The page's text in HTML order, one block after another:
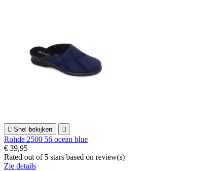
 Snel bekijken 
Rohde 2500 56 ocean blue
€ 39,95
Rated out of 5 stars based on review(s)
Zie details